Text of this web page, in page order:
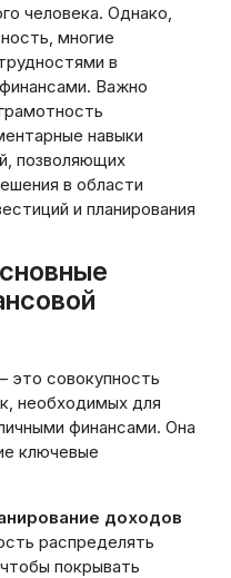
человека. Однако‚
многие
в
Важно
навыки
позволяющих
в области
и планирования
это совокупность
необходимых для
финансами. Она
ключевые
доходов
распределять
покрывать